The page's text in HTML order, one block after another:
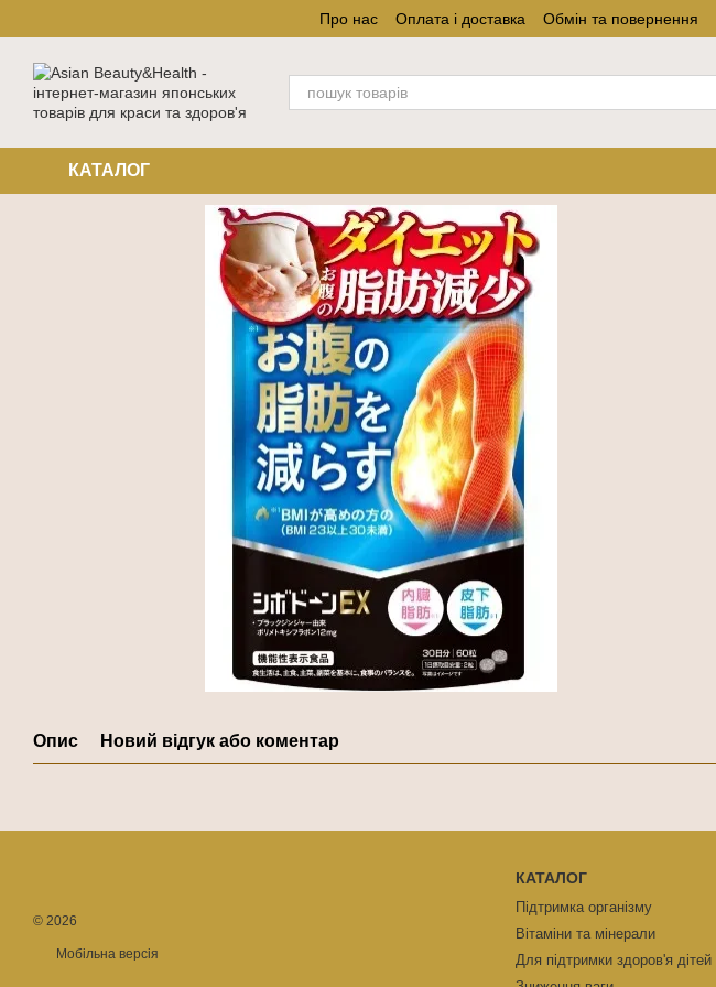
Про нас Оплата і доставка Обмін та повернення
КАТАЛОГ
Опис Новий відгук або коментар
© 2026
Мобільна версія
КАТАЛОГ
Підтримка організму
Вітаміни та мінерали
Для підтримки здоров'я дітей